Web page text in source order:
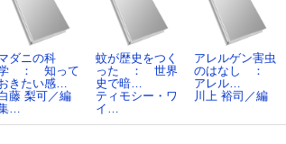
ダニの科
： 知って
きたい感…
藤 梨可／編
…
蚊が歴史をつく
った ： 世界
史で暗…
ティモシー・ワ
イ…
アレルゲン害虫
のはなし ：
アレル…
川上 裕司／編